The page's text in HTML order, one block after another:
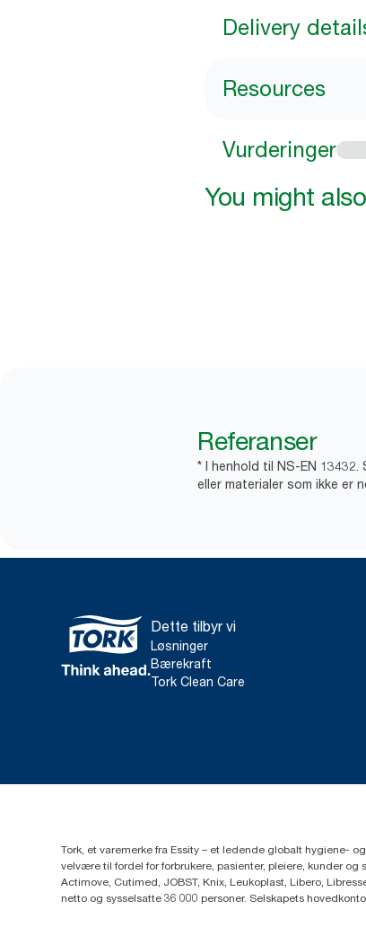
Delivery
Resources
Vurderinger
You might
Referanser
* I henhold til NS-EN
eller materialer som ikke er
Dette tilbyr vi
Løsninger
Bærekraft
Tork Clean Care
Tork, et varemerke fra Essity – et ledende globalt hygiene-
velvære til fordel for forbrukere, pasienter, pleiere, kunder
Actimove, Cutimed, JOBST, Knix, Leukoplast, Libero,
netto og sysselsatte 36 000 personer. Selskapets